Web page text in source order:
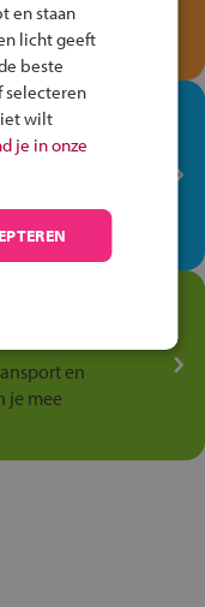
Verkeersspel
fiets!
je op je
jouw talent
waar elke dag
de
en
je mee
en staan
licht geeft
beste
selecteren
wilt
je in onze